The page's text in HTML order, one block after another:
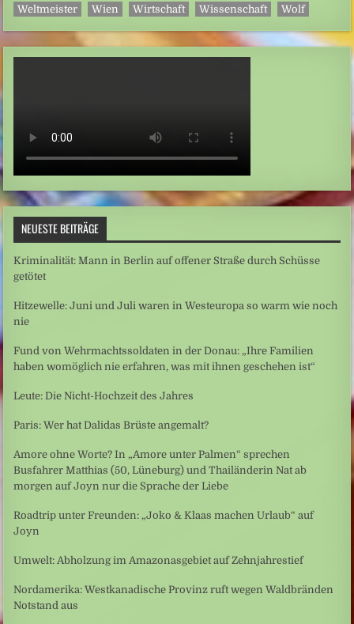
Weltmeister
Wien Wirtschaft Wissenschaft Wolf
NEUESTE BEITRÄGE
Kriminalität: Mann in Berlin auf offener Straße durch Schüsse
getötet
Hitzewelle: Juni und Juli waren in Westeuropa so warm wie noch
nie
Fund von Wehrmachtssoldaten in der Donau: „Ihre Familien
haben womöglich nie erfahren, was mit ihnen geschehen ist“
Leute: Die Nicht-Hochzeit des Jahres
Paris: Wer hat Dalidas Brüste angemalt?
Amore ohne Worte? In „Amore unter Palmen“ sprechen
Busfahrer Matthias (50, Lüneburg) und Thailänderin Nat ab
morgen auf Joyn nur die Sprache der Liebe
Roadtrip unter Freunden: „Joko & Klaas machen Urlaub“ auf
Joyn
Umwelt: Abholzung im Amazonasgebiet auf Zehnjahrestief
Nordamerika: Westkanadische Provinz ruft wegen Waldbränden
Notstand aus